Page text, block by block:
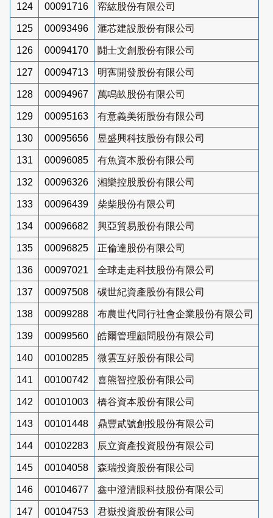
124 00091716 帟紘股份有限公司
125 00093496 滙芯建設股份有限公司
126 00094170 鬪士文創股份有限公司
127 00094713 明寯開發股份有限公司
128 00094967 萬鳴畝股份有限公司
129 00095163 有意義美術股份有限公司
130 00095656 昱盛興科技股份有限公司
131 00096085 有魚資本股份有限公司
132 00096326 湘樂控股股份有限公司
133 00096439 柴柴股份有限公司
134 00096682 興亞貿易股份有限公司
135 00096825 正倫達股份有限公司
136 00097021 全球走走科技股份有限公司
137 00097508 碳世紀資產股份有限公司
138 00099288 布農世代同行社會企業股份有限公司
139 00099560 皓爾管理顧問股份有限公司
140 00100285 微雲互好股份有限公司
141 00100742 喜熊智控股份有限公司
142 00101003 橋谷資本股份有限公司
143 00101448 鼎豐貳號創投股份有限公司
144 00102283 辰立資產投資股份有限公司
145 00104058 森瑞投資股份有限公司
146 00104677 鑫中澄清眼科技股份有限公司
147 00104753 君嶽投資股份有限公司